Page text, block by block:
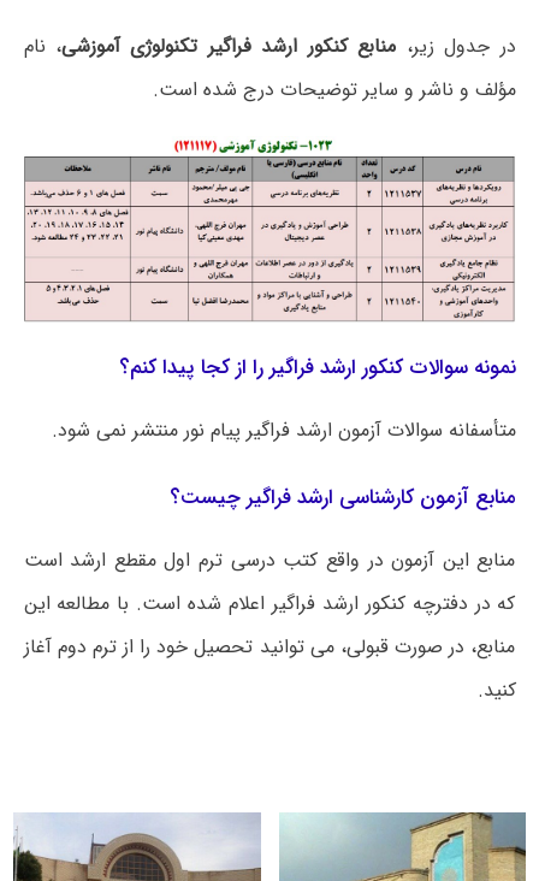
در جدول زیر، منابع کنکور ارشد فراگیر تکنولوژی آموزشی، نام
مؤلف و ناشر و سایر توضیحات درج شده است.
نمونه سوالات کنکور ارشد فراگیر را از کجا پیدا کنم؟
متأسفانه سوالات آزمون ارشد فراگیر پیام نور منتشر نمی شود.
منابع آزمون کارشناسی ارشد فراگیر چیست؟
منابع این آزمون در واقع کتب درسی ترم اول مقطع ارشد است
که در دفترچه کنکور ارشد فراگیر اعلام شده است. با مطالعه این
منابع، در صورت قبولی، می توانید تحصیل خود را از ترم دوم آغاز
کنید.